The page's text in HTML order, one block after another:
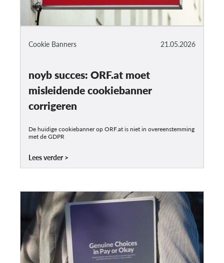
21.05.2026
Cookie Banners
noyb succes: ORF.at moet
misleidende cookiebanner
corrigeren
De huidige cookiebanner op ORF.at is niet in overeenstemming
met de GDPR
Lees verder